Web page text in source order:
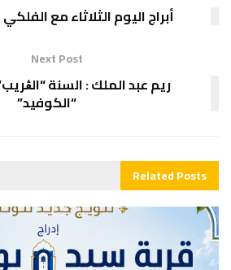
أبراج اليوم الثلاثاء مع
Next Post
ريم عبد الملك : السنة
“الكوفيد”
RelatedPosts